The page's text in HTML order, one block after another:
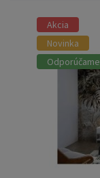
Akcia
Novinka
Odporúčame